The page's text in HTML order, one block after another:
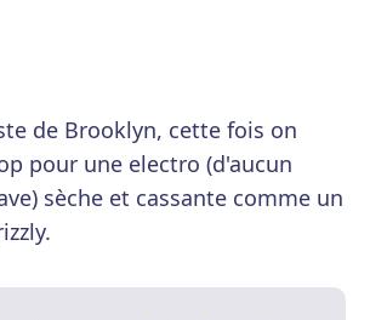
de Brooklyn, cette fois on
pour une electro (d'aucun
sèche et cassante comme un